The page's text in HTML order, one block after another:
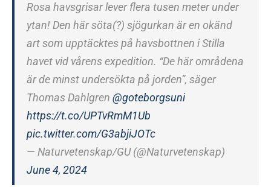
Rosa havsgrisar lever flera tusen meter under
ytan! Den här söta(?) sjögurkan är en okänd
art som upptäcktes på havsbottnen i Stilla
havet vid vårens expedition. “De här områdena
är de minst undersökta på jorden”, säger
Thomas Dahlgren @goteborgsuni
https://t.co/UPTvRmM1Ub
pic.twitter.com/G3abjiJOTc
— Naturvetenskap/GU (@Naturvetenskap)
June 4, 2024